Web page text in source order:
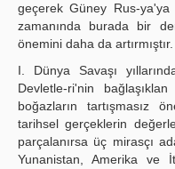
geçerek Güney Rus-ya'ya
zamanında burada bir
önemini daha da artırmıştır.
I. Dünya Savaşı
Devletle-ri'nin
boğazların tartışmasız
tarihsel gerçeklerin
parçalanırsa üç mirasçı
Yunanistan, Amerika ve